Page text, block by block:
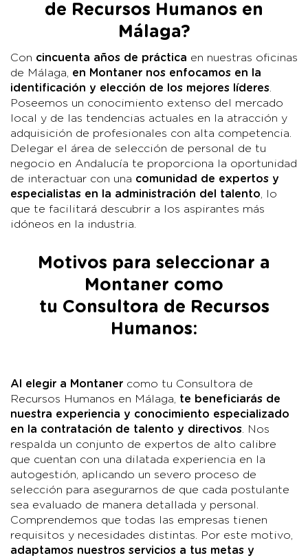
de Recursos Humanos en
Málaga?
Con cincuenta años de práctica en nuestras oficinas
de Málaga, en Montaner nos enfocamos en la
identificación y elección de los mejores líderes
Poseemos un conocimiento extenso del mercado
local y de las tendencias actuales en la atracción y
adquisición de profesionales con alta competencia.
Delegar el área de selección de personal de tu
negocio en Andalucía te proporciona la oportunidad
de interactuar con una comunidad de expertos y
especialistas en la administración del talento , lo
que te facilitará descubrir a los aspirantes más
idóneos en la industria.
Motivos para seleccionar a
Montaner como
tu Consultora de Recursos
Humanos:
Al elegir a Montaner como tu Consultora de
Recursos Humanos en Málaga, te beneficiarás de
nuestra experiencia y conocimiento especializado
en la contratación de talento y directivos . Nos
respalda un conjunto de expertos de alto calibre
que cuentan con una dilatada experiencia en la
autogestión, aplicando un severo proceso de
selección para asegurarnos de que cada postulante
sea evaluado de manera detallada y personal.
Comprendemos que todas las empresas tienen
requisitos y necesidades distintas. Por este motivo,
adaptamos nuestros servicios a tus metas y